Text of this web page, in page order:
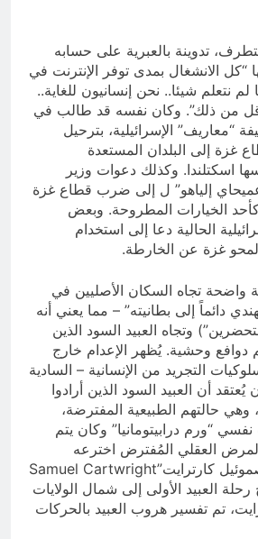
تدوينة بالعبرية على حسابه
الانشغال بمدى توفر الإنترنت في
لم نتعلم شيئا.. نحن إنسانيون للغاية..
أقل من ذلك”. وكان نفسه قد طالب في
“معاريف” الإسرائيلية، بترحيل
غزة إلى البلدان المستعدة
اسكتلندا. وكذلك دعوات وزير
إلياهو” ل إلى ضرب قطاع غزة
كأحد الخيارات المطروحة. وبعض
الحالية دعا إلى استخدام
لمحو غزة عن الخارطة.
واضحة تجاه السكان الأصليين في
دائماً إلى بطانيته” – مما يعني أنه
وتجاه العبيد السود الذين
وحشية. يُظهر الإعدام خارج
التجريد من الإنسانية – السادية
أن العبيد السود الذين أرادوا
وهي حالتهم الطبيعية المفترضة،
“ورم درابيتومانيا” وكان يتم
العقلي المُفترض اخترعه
الطبيب الأمريكي “صموئيل كارترايت”Samuel Cartwright
لشرح رحلة العبيد الأولى إلى شمال الولايات
تم تفسير هروب العبيد بالحركات